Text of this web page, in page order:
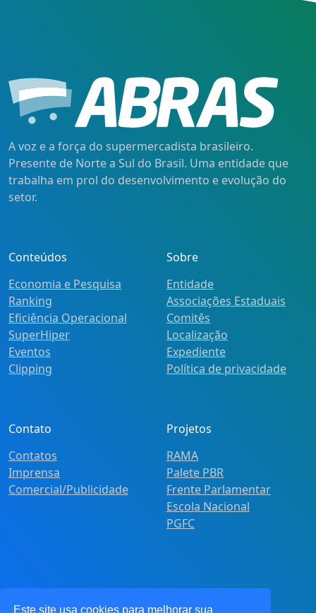
Este site usa cookies para melhorar sua
A voz e a força do supermercadista brasileiro.
Presente de Norte a Sul do Brasil. Uma entidade que
trabalha em prol do desenvolvimento e evolução do
setor.
Conteúdos
Economia e Pesquisa
Ranking
Eficiência Operacional
SuperHiper
Eventos
Clipping
Sobre
Entidade
Associações Estaduais
Comitês
Localização
Expediente
Política de privacidade
Contato
Contatos
Imprensa
Comercial/Publicidade
Projetos
RAMA
Palete PBR
Frente Parlamentar
Escola Nacional
PGFC